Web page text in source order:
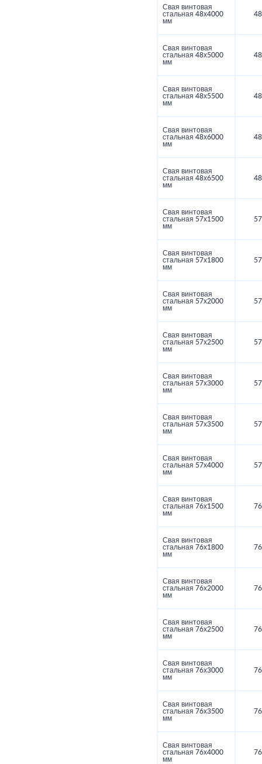
Свая винтовая
стальная 48х4000
мм
48
Свая винтовая
стальная 48х5000
мм
48
Свая винтовая
стальная 48х5500
мм
48
Свая винтовая
стальная 48х6000
мм
48
Свая винтовая
стальная 48х6500
мм
48
Свая винтовая
стальная 57х1500
мм
57
Свая винтовая
стальная 57х1800
мм
57
Свая винтовая
стальная 57х2000
мм
57
Свая винтовая
стальная 57х2500
мм
57
Свая винтовая
стальная 57х3000
мм
57
Свая винтовая
стальная 57х3500
мм
57
Свая винтовая
стальная 57х4000
мм
57
Свая винтовая
стальная 76х1500
мм
76
Свая винтовая
стальная 76х1800
мм
76
Свая винтовая
стальная 76х2000
мм
76
Свая винтовая
стальная 76х2500
мм
76
Свая винтовая
стальная 76х3000
мм
76
Свая винтовая
стальная 76х3500
мм
76
Свая винтовая
стальная 76х4000
мм
76